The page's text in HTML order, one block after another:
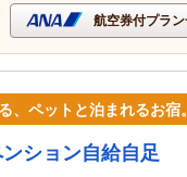
航空券付プラ
、ペットと泊まれるお宿
ション自給自足